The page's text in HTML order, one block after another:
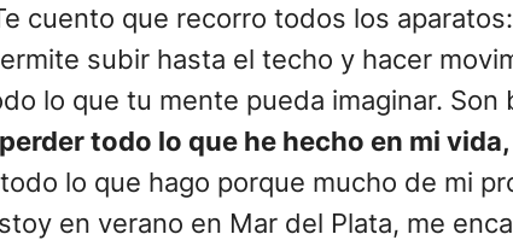
cuento que recorro todos los
subir hasta el techo y hacer
lo que tu mente pueda imaginar. Son
todo lo que he hecho en mi
lo que hago porque mucho de mi
en verano en Mar del Plata, me